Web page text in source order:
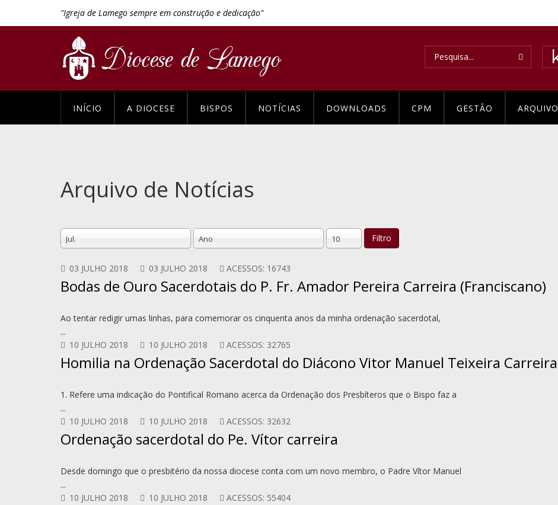
"Igreja de Lamego sempre em construção e dedicação"
INÍCIO A DIOCESE BISPOS NOTÍCIAS DOWNLOADS CPM GESTÃO ARQUIVO
Arquivo de Notícias
Jul. Ano 10 Filtro
03 JULHO 2018 03 JULHO 2018 ACESSOS: 16743
Bodas de Ouro Sacerdotais do P. Fr. Amador Pereira Carreira (Franciscano)
Ao tentar redigir umas linhas, para comemorar os cinquenta anos da minha ordenação sacerdotal,
...
10 JULHO 2018
10 JULHO 2018 ACESSOS: 32765
Homilia na Ordenação Sacerdotal do Diácono Vitor Manuel Teixeira Carreira
1. Refere uma indicação do Pontifical Romano acerca da Ordenação dos Presbíteros que o Bispo faz a
...
10 JULHO 2018
10 JULHO 2018 ACESSOS: 32632
Ordenação sacerdotal do Pe. Vítor carreira
Desde domingo que o presbitério da nossa diocese conta com um novo membro, o Padre Vítor Manuel
...
10 JULHO 2018
10 JULHO 2018 ACESSOS: 55404